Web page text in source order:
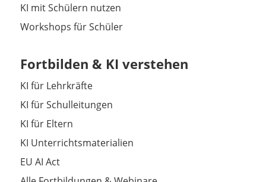
KI mit Schülern nutzen
Workshops für Schüler
Fortbilden & KI verstehen
KI für Lehrkräfte
KI für Schulleitungen
KI für Eltern
KI Unterrichtsmaterialien
EU AI Act